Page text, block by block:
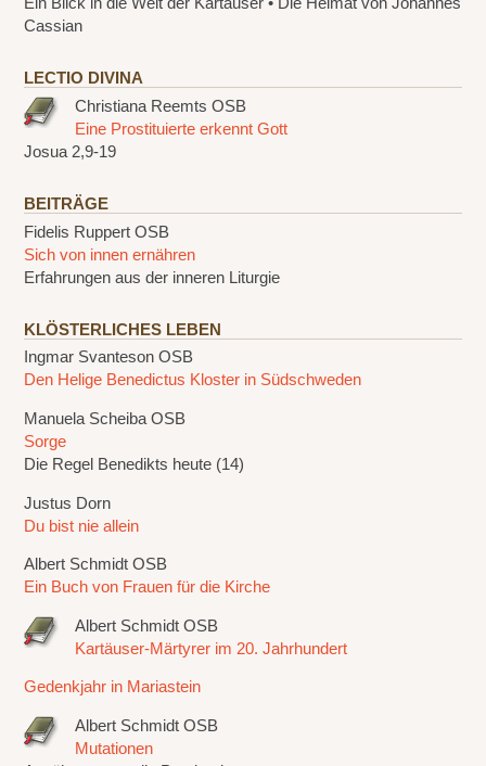
Cassian
LECTIO DIVINA
Christiana Reemts OSB
Eine Prostituierte erkennt Gott
Josua 2,9-19
BEITRÄGE
Fidelis Ruppert OSB
Sich von innen ernähren
Erfahrungen aus der inneren Liturgie
KLÖSTERLICHES LEBEN
Ingmar Svanteson OSB
Den Helige Benedictus Kloster in Südschweden
Manuela Scheiba OSB
Sorge
Die Regel Benedikts heute (14)
Justus Dorn
Du bist nie allein
Albert Schmidt OSB
Ein Buch von Frauen für die Kirche
Albert Schmidt OSB
Kartäuser-Märtyrer im 20. Jahrhundert
Gedenkjahr in Mariastein
Albert Schmidt OSB
Mutationen